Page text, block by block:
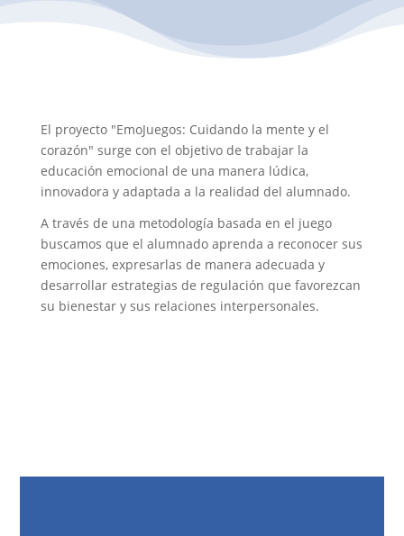
El proyecto "EmoJuegos: Cuidando la mente y el
corazón" surge con el objetivo de trabajar la
educación emocional de una manera lúdica,
innovadora y adaptada a la realidad del alumnado.
A través de una metodología basada en el juego
buscamos que el alumnado aprenda a reconocer sus
emociones, expresarlas de manera adecuada y
desarrollar estrategias de regulación que favorezcan
su bienestar y sus relaciones interpersonales.